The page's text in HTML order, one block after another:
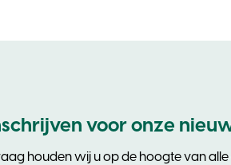
voor onze
houden wij u op de hoogte van